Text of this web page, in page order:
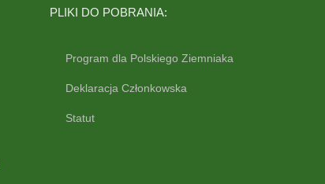
PLIKI DO POBRANIA:
Program dla Polskiego Ziemniaka
Deklaracja Członkowska
Statut